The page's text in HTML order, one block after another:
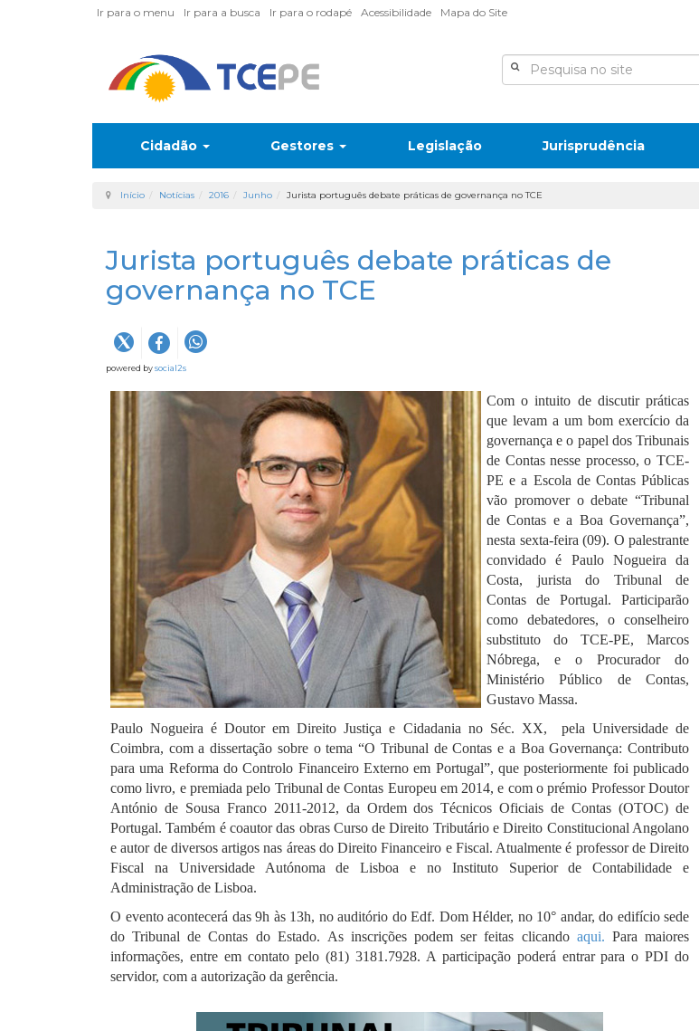
Ir para o menu Ir para a busca Ir para o rodapé Acessibilidade Mapa do Site
Cidadão Gestores Legislação Jurisprudência
Início Notícias 2016 Junho Jurista português debate práticas de governança no TCE
Jurista português debate práticas de
governança no TCE
powered bysocial2s
Com o intuito de discutir práticas
que levam a um bom exercício da
governança e o papel dos Tribunais
de Contas nesse processo, o TCE-
PE e a Escola de Contas Públicas
vão promover o debate “Tribunal
de Contas e a Boa Governança”,
nesta sexta-feira (09). O palestrante
convidado é Paulo Nogueira da
Costa, jurista do Tribunal de
Contas de Portugal. Participarão
como debatedores, o conselheiro
substituto do TCE-PE, Marcos
Nóbrega, e o Procurador do
Ministério Público de Contas,
Gustavo Massa.
Paulo Nogueira é Doutor em Direito Justiça e Cidadania no Séc. XX, pela Universidade de
Coimbra, com a dissertação sobre o tema “O Tribunal de Contas e a Boa Governança: Contributo
para uma Reforma do Controlo Financeiro Externo em Portugal”, que posteriormente foi publicado
como livro, e premiada pelo Tribunal de Contas Europeu em 2014, e com o prémio Professor Doutor
António de Sousa Franco 2011-2012, da Ordem dos Técnicos Oficiais de Contas (OTOC) de
Portugal. Também é coautor das obras Curso de Direito Tributário e Direito Constitucional Angolano
e autor de diversos artigos nas áreas do Direito Financeiro e Fiscal. Atualmente é professor de Direito
Fiscal na Universidade Autónoma de Lisboa e no Instituto Superior de Contabilidade e
Administração de Lisboa.
O evento acontecerá das 9h às 13h, no auditório do Edf. Dom Hélder, no 10° andar, do edifício sede
do Tribunal de Contas do Estado. As inscrições podem ser feitas clicando aqui. Para maiores
informações, entre em contato pelo (81) 3181.7928. A participação poderá entrar para o PDI do
servidor, com a autorização da gerência.